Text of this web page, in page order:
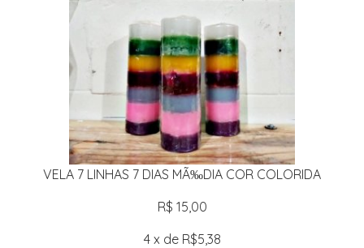
VELA 7 LINHAS 7 DIAS MÃ‰DIA COR COLORIDA
R$ 15,00
4 x de R$5,38